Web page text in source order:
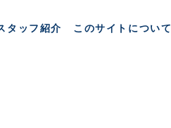
タッフ紹介 このサイトについて